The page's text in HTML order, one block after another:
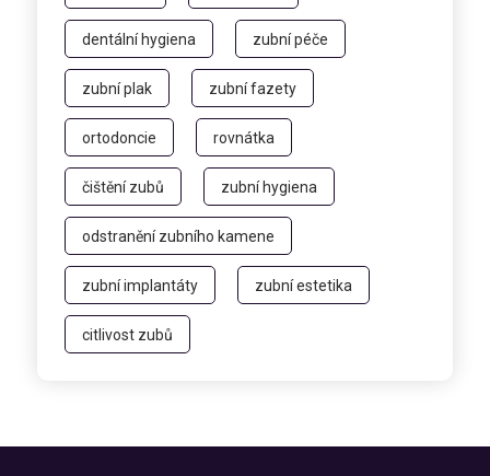
dentální hygiena zubní péče
zubní plak zubní fazety
ortodoncie rovnátka
čištění zubů zubní hygiena
odstranění zubního kamene
zubní implantáty zubní estetika
citlivost zubů